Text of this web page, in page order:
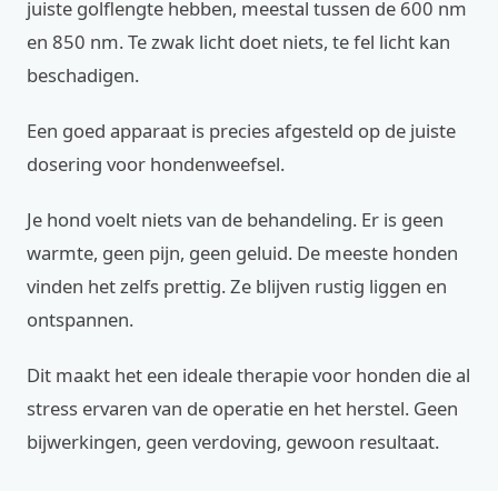
juiste golflengte hebben, meestal tussen de 600 nm
en 850 nm. Te zwak licht doet niets, te fel licht kan
beschadigen.
Een goed apparaat is precies afgesteld op de juiste
dosering voor hondenweefsel.
Je hond voelt niets van de behandeling. Er is geen
warmte, geen pijn, geen geluid. De meeste honden
vinden het zelfs prettig. Ze blijven rustig liggen en
ontspannen.
Dit maakt het een ideale therapie voor honden die al
stress ervaren van de operatie en het herstel. Geen
bijwerkingen, geen verdoving, gewoon resultaat.